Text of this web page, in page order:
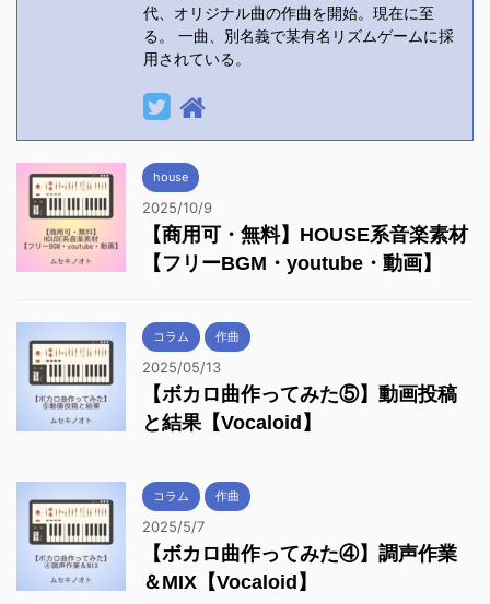
代、オリジナル曲の作曲を開始。現在に至
る。 一曲、別名義で某有名リズムゲームに採
用されている。
house
2025/10/9
【商用可・無料】HOUSE系音楽素材
【フリーBGM・youtube・動画】
コラム 作曲
2025/05/13
【ボカロ曲作ってみた⑤】動画投稿
と結果【Vocaloid】
コラム 作曲
2025/5/7
【ボカロ曲作ってみた④】調声作業
＆MIX【Vocaloid】